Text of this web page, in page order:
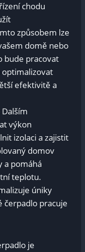
chodu
způsobem lze
domě nebo
bude pracovat
optimalizovat
efektivitě a
výkon
izolaci a zajistit
domov
a pomáhá
teplotu.
úniky
čerpadlo pracuje
je